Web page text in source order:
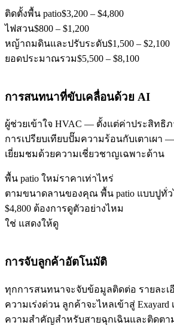
ติดตั้งพื้น patio$3,200 – $4,800
ไฟสวน$800 – $1,200
หญ้าถมดินและปรับระดับ$1,500 – $2,100
ยอดประมาณรวม$5,500 – $8,100
การสนทนาที่ขับเคลื่อนด้วย AI
ผู้ช่วยเข้าใจ HVAC — ตั้งแต่ค่าประสิทธิภ
การเปรียบเทียบปั๊มความร้อนกับเตาเผา
เยี่ยมชมด้วยความเชี่ยวชาญเฉพาะด้าน
พื้น patio ใหม่ราคาเท่าไหร่
ตามขนาดลานของคุณ พื้น patio แบบปูทั่ว
$4,800 ต้องการดูตัวอย่างไหม
ใช่ แสดงให้ดู
การจับลูกค้าอัตโนมัติ
ทุกการสนทนาจะจับข้อมูลติดต่อ รายละ
ความเร่งด่วน ลูกค้าจะไหลเข้าสู่
ความสำคัญสำหรับสายฉุกเฉินและติดตา